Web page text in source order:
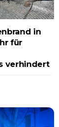
in
für
verhindert